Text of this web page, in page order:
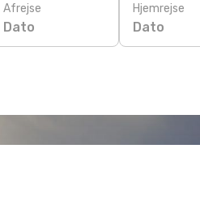
Afrejse
Dato
Hjemrejse
Dato